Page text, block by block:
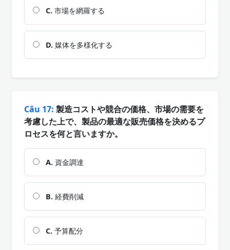
C. 市場を網羅する
D. 媒体を多様化する
Câu 17: 製造コストや競合の価格、市場の需要を
考慮した上で、製品の最適な販売価格を決めるプ
ロセスを何と言いますか。
A. 資金調達
B. 経費削減
C. 予算配分